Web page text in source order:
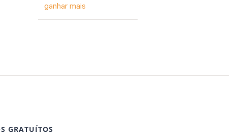
ganhar mais
GRATUÍTOS